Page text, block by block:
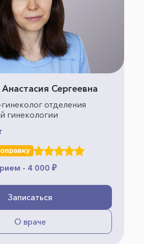
Сергеевна
отделения
гинекологии
- 4 000 ₽
Записаться
О враче